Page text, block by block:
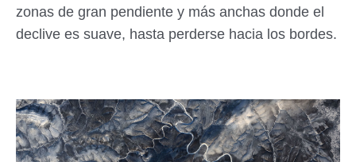
zonas de gran pendiente y más anchas donde el
declive es suave, hasta perderse hacia los bordes.